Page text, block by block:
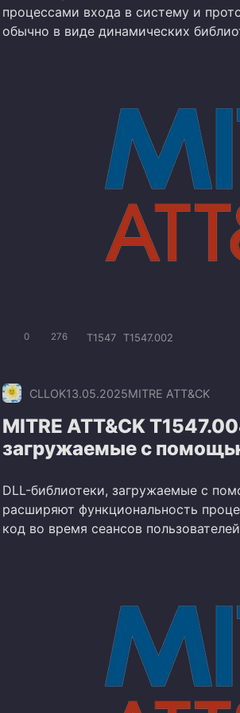
процессами входа в систему и
обычно в виде динамических
0 276 T1547 T1547.002
CLLOK13.05.2025MITRE ATT&CK
MITRE ATT&CK
загружаемые с
DLL-библиотеки, загружаемые с
расширяют функциональность
код во время сеансов